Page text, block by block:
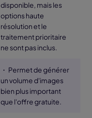
disponible, mais les
options haute
résolution et le
traitement prioritaire
ne sont pas inclus.
・ Permet de générer
un volume d'images
bien plus important
que l'offre gratuite.